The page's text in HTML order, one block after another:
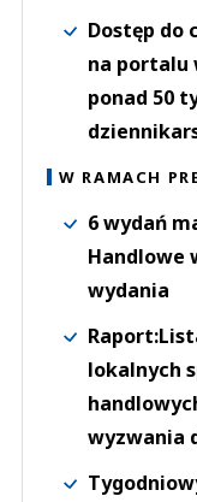
Dostęp do
na portalu
ponad 50
W RAMACH
6 wydań
Handlowe
wydania
lokalnych
wyzwania